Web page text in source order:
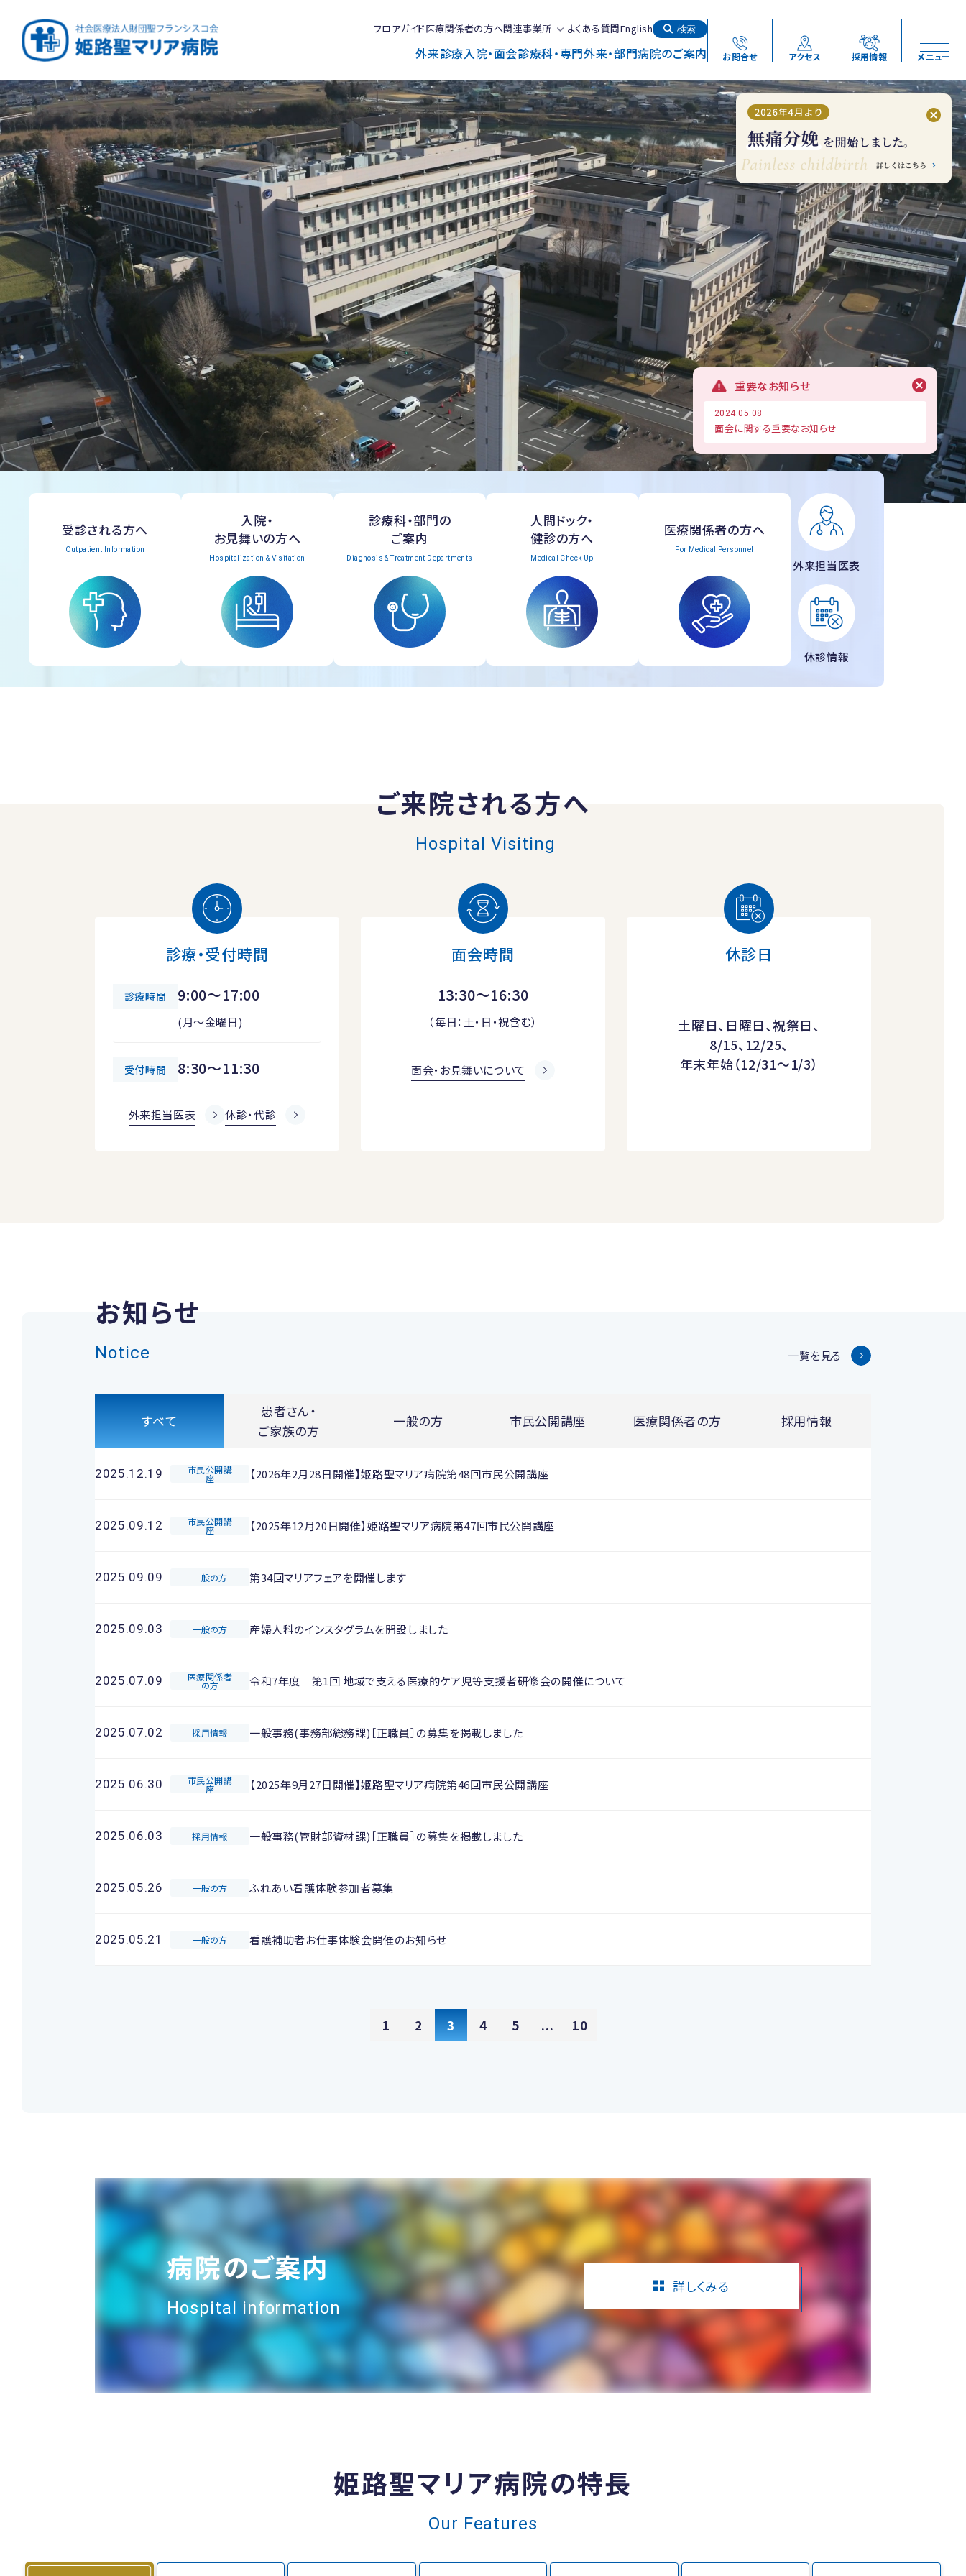
フロアガイド医療関係者の方へ関連事業所 よくある質問English 検索
外来診療入院・面会診療科・専門外来・部門病院のご案内 お問合せ アクセス 採用情報 メニュー
健康と安心をあなたに
つなぎ続ける地域医療
周産期から終末期まで
地域を支える医療
急性期から回復期へと
つなぐ医療
学び・育てる医療
重要なお知らせ
2024.05.08
面会に関する重要なお知らせ
受診される方へ
Outpatient Information
入院・
お見舞いの方へ
Hospitalization & Visitation
診療科・部門の
ご案内
Diagnosis & Treatment Departments
人間ドック・
健診の方へ
Medical Check Up
医療関係者の方へ
For Medical Personnel
外来担当医表
休診情報
ご来院される方へ
Hospital Visiting
診療・受付時間
診療時間 9:00～17:00
(月～金曜日)
受付時間 8:30～11:30
外来担当医表 休診・代診
面会時間
13:30～16:30
（毎日：土・日・祝含む）
面会・お見舞いについて
休診日
土曜日、日曜日、祝祭日、
8/15、12/25、
年末年始（12/31～1/3）
お知らせ
Notice 一覧を見る
すべて
患者さん・
ご家族の方
一般の方 市民公開講座 医療関係者の方 採用情報
2025.12.19 市民公開講
座 【2026年2月28日開催】姫路聖マリア病院第48回市民公開講座
2025.09.12 市民公開講
座 【2025年12月20日開催】姫路聖マリア病院第47回市民公開講座
2025.09.09 一般の方 第34回マリアフェアを開催します
2025.09.03 一般の方 産婦人科のインスタグラムを開設しました
2025.07.09 医療関係者
の方 令和7年度 第1回 地域で支える医療的ケア児等支援者研修会の開催について
2025.07.02 採用情報 一般事務(事務部総務課)［正職員］の募集を掲載しました
2025.06.30 市民公開講
座 【2025年9月27日開催】姫路聖マリア病院第46回市民公開講座
2025.06.03 採用情報 一般事務(管財部資材課)［正職員］の募集を掲載しました
2025.05.26 一般の方 ふれあい看護体験参加者募集
2025.05.21 一般の方 看護補助者お仕事体験会開催のお知らせ
1 2 3 4 5 ... 10
病院のご案内
Hospital information
詳しくみる
姫路聖マリア病院の特長
Our Features